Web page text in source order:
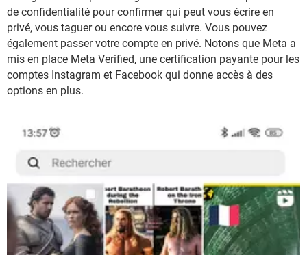
de confidentialité pour confirmer qui peut vous écrire en
privé, vous taguer ou encore vous suivre. Vous pouvez
également passer votre compte en privé. Notons que Meta a
mis en place Meta Verified, une certification payante pour les
comptes Instagram et Facebook qui donne accès à des
options en plus.